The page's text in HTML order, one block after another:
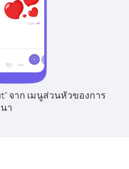
จาก เมนูส่วนหัวของการ
า